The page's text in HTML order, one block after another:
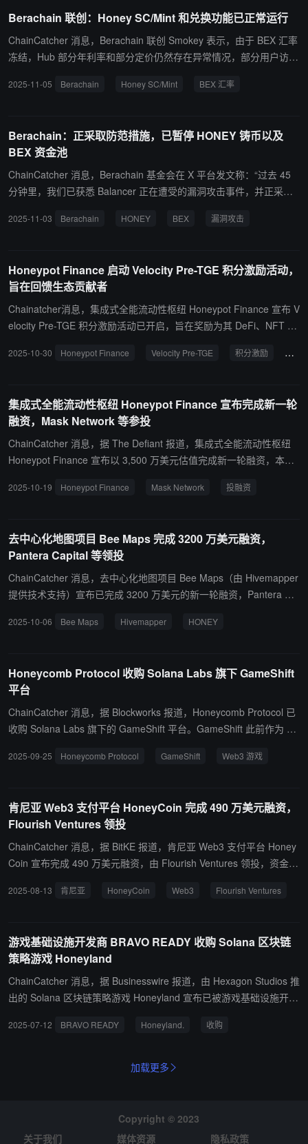
erliquid、GMX、Lighter 等单路线 perp DEX，Honeypot 的 Full-Sta
ck 结构能在高波动时保持成交，并通过 Oracle-Bands 与 ERC-4626
分层金库实现风险隔离与稳定收益。 Honeypot 团队表示：“这标志着
Berachain 联创：Honey SC/Mint 和兑换功能已正常运行
ChainCatcher 消息，Berachain 联创 Smokey 表示，由于 BEX 汇率
冻结，Hub 部分年利率和部分定价仍然存在异常情况，部分用户访问
y SC/Mint 和兑换功能已正常运行，目前已安排前端团队同步修复此
2025-11-05 Berachain Honey SC/Mint BEX 汇率
Berachain：正采取防范措施，已暂停 HONEY 铸币以及
BEX 资金池
ChainCatcher 消息，Berachain 基金会在 X 平台发文称：“过去 45
分钟里，我们已获悉 Balancer 正在遭受的漏洞攻击事件，并正采取
在损害。在此期间，HONEY 铸币以及 BEX 资金池/金库的相关操作
2025-11-03 Berachain HONEY BEX 漏洞攻击
Honeypot Finance 启动 Velocity Pre-TGE 积分激励活动，
旨在回馈生态贡献者
Chainatcher消息，集成式全能流动性枢纽 Honeypot Finance 宣布 V
elocity Pre-TGE 积分激励活动已开启，旨在奖励为其 DeFi、NFT 和
成一系列指定任务、参与关键生态活动以及成功邀请朋友加入来赚取
2025-10-30 Honeypot Finance Velocity Pre-TGE 积分激励 DeFi
集成式全能流动性枢纽 Honeypot Finance 宣布完成新一轮
融资，Mask Network 等参投
ChainCatcher 消息，据 The Defiant 报道，集成式全能流动性枢纽
Honeypot Finance 宣布以 3,500 万美元估值完成新一轮融资，本轮
体融资金额暂未披露。 本轮融资将主要用于推进 AMM 永续合约 DE
性瓶颈，并进一步完善 Honeypot 的全链流动性体系。 Honeypot Fin
ance 表示，此次融资将帮助团队加速产品矩阵整合与生态扩展，构
建更具可持续性的资产结算与动态管理机制，为机构级 DeFi 流动性
提供全新的基础设施支撑。
2025-10-19 Honeypot Finance Mask Network 投融资
去中心化地图项目 Bee Maps 完成 3200 万美元融资，
Pantera Capital 等领投
ChainCatcher 消息，去中心化地图项目 Bee Maps（由 Hivemapper
提供技术支持）宣布已完成 3200 万美元的新一轮融资，Pantera Ca
Maps 是运行在 Hivemapper 网络上的一款应用。Hivemapper 是基
数据，这些设备可实时检测道路变化（例如新增路牌、绕行、施工区
域等），从而确保数字地图能够快速更新、保持准确。Bee Maps 利
用这一基础设施，激励用户上传街景级别的图像数据，并以其原生代
币 HONEY 作为奖励。
2025-10-06 Bee Maps Hivemapper HONEY
Honeycomb Protocol 收购 Solana Labs 旗下 GameShift
平台
ChainCatcher 消息，据 Blockworks 报道，Honeycomb Protocol 已
收购 Solana Labs 旗下的 GameShift 平台。GameShift 此前作为 So
发工具和服务。此次收购完成后，Honeycomb Protocol 将利用该平
2025-09-25 Honeycomb Protocol GameShift Web3 游戏
肯尼亚 Web3 支付平台 HoneyCoin 完成 490 万美元融资，
Flourish Ventures 领投
ChainCatcher 消息，据 BitKE 报道，肯尼亚 Web3 支付平台 Honey
Coin 宣布完成 490 万美元融资，由 Flourish Ventures 领投，资金将
vid Nandwa 曾于 2020 年 19 岁时创办该公司，目前平台月交易额已
eyGram、UBA Bank、Stripe 等机构建立合作。此次融资将助力其进
一步拓展团队及合规布局。
2025-08-13 肯尼亚 HoneyCoin Web3 Flourish Ventures
游戏基础设施开发商 BRAVO READY 收购 Solana 区块链
策略游戏 Honeyland
ChainCatcher 消息，据 Businesswire 报道，由 Hexagon Studios 推
出的 Solana 区块链策略游戏 Honeyland 宣布已被游戏基础设施开发
曾以 2000 万美元估值融资 400 万美元，收购交易完成 Honeyland
2025-07-12 BRAVO READY Honeyland. 收购
加载更多
Copyright © 2023
关于我们
媒体资源 隐私政策